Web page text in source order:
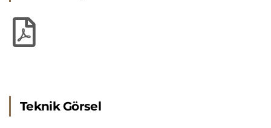
Teknik Görsel